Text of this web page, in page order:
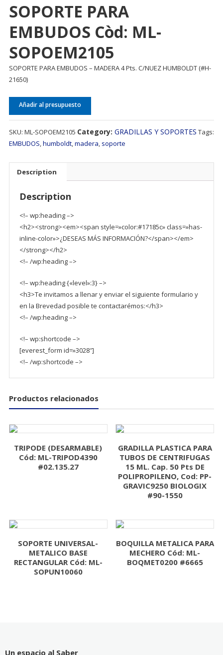
SOPORTE PARA
EMBUDOS Còd: ML-
SOPOEM2105
SOPORTE PARA EMBUDOS – MADERA 4 Pts. C/NUEZ HUMBOLDT (#H-
21650)
Añadir al presupuesto
SKU: ML-SOPOEM2105 Category: GRADILLAS Y SOPORTES Tags:
EMBUDOS,humboldt,madera, soporte
Description
Description
<!– wp:heading –>
<h2><strong><em><span style=»color:#17185c» class=»has-
inline-color»>¿DESEAS MÁS INFORMACIÓN?</span></em>
</strong></h2>
<!– /wp:heading –>
<!– wp:heading {«level»:3} –>
<h3>Te invitamos a llenar y enviar el siguiente formulario y
en la Brevedad posible te contactarémos:</h3>
<!– /wp:heading –>
<!– wp:shortcode –>
[everest_form id=»3028″]
<!– /wp:shortcode –>
Productos relacionados
TRIPODE (DESARMABLE)
Cód: ML-TRIPOD4390
#02.135.27
GRADILLA PLASTICA PARA
TUBOS DE CENTRIFUGAS
15 ML. Cap. 50 Pts DE
POLIPROPILENO, Cod: PP-
GRAVIC9250 BIOLOGIX
#90-1550
SOPORTE UNIVERSAL-
METALICO BASE
RECTANGULAR Cód: ML-
SOPUN10060
BOQUILLA METALICA PARA
MECHERO Cód: ML-
BOQMET0200 #6665
Un espacio al Saber